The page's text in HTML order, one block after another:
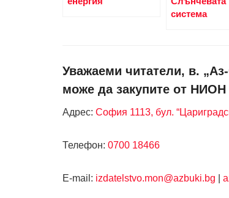
система
Уважаеми читатели, в.
може да закупите от НИОН
Адрес: София 1113, бул.
Телефон: 0700 18466
Е-mail: izdatelstvo.mon@azbuki.bg